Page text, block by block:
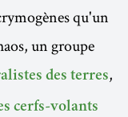
qu'un
un groupe
des terres,
cerfs-volants